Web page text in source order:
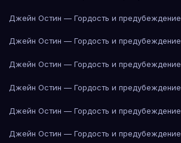
Джейн Остин — Гордость и предубеждение
Джейн Остин — Гордость и предубеждение
Джейн Остин — Гордость и предубеждение
Джейн Остин — Гордость и предубеждение
Джейн Остин — Гордость и предубеждение
Джейн Остин — Гордость и предубеждение